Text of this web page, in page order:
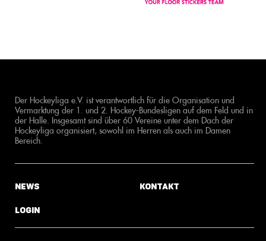
Der Hockeyliga e.V. ist verantwortlich für die Organisation und
Vermarktung der 1. und 2. Hockey-Bundesligen auf dem Feld und in
der Halle. Insgesamt sind über 60 Vereine unter dem Dach der
Hockeyliga organisiert, sowohl im Herren als auch im Damen
Bereich.
News
Login
Kontakt